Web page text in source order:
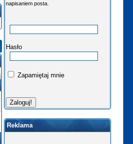
napisaniem posta.
Hasło
Zapamiętaj mnie
Reklama